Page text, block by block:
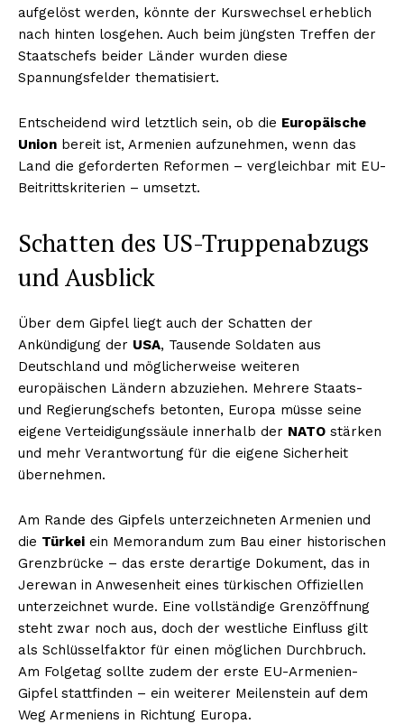
aufgelöst werden, könnte der Kurswechsel erheblich
nach hinten losgehen. Auch beim jüngsten Treffen der
Staatschefs beider Länder wurden diese
Spannungsfelder thematisiert.
Entscheidend wird letztlich sein, ob die Europäische
Union bereit ist, Armenien aufzunehmen, wenn das
Land die geforderten Reformen – vergleichbar mit EU-
Beitrittskriterien – umsetzt.
Schatten des US-Truppenabzugs
und Ausblick
Über dem Gipfel liegt auch der Schatten der
Ankündigung der USA, Tausende Soldaten aus
Deutschland und möglicherweise weiteren
europäischen Ländern abzuziehen. Mehrere Staats-
und Regierungschefs betonten, Europa müsse seine
eigene Verteidigungssäule innerhalb der NATO stärken
und mehr Verantwortung für die eigene Sicherheit
übernehmen.
Am Rande des Gipfels unterzeichneten Armenien und
die Türkei ein Memorandum zum Bau einer historischen
Grenzbrücke – das erste derartige Dokument, das in
Jerewan in Anwesenheit eines türkischen Offiziellen
unterzeichnet wurde. Eine vollständige Grenzöffnung
steht zwar noch aus, doch der westliche Einfluss gilt
als Schlüsselfaktor für einen möglichen Durchbruch.
Am Folgetag sollte zudem der erste EU-Armenien-
Gipfel stattfinden – ein weiterer Meilenstein auf dem
Weg Armeniens in Richtung Europa.